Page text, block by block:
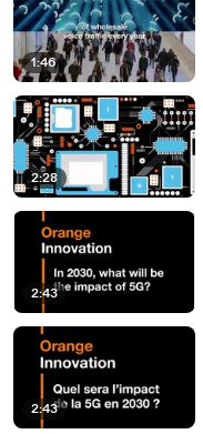
1:46
2:28
2:43
2:43